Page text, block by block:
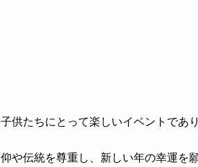
供たちにとって楽しいイベントであ
や伝統を尊重し、新しい年の幸運を